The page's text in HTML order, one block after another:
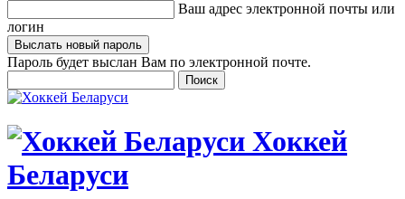
Ваш адрес электронной почты или
логин
Пароль будет выслан Вам по электронной почте.
Хоккей
Беларуси